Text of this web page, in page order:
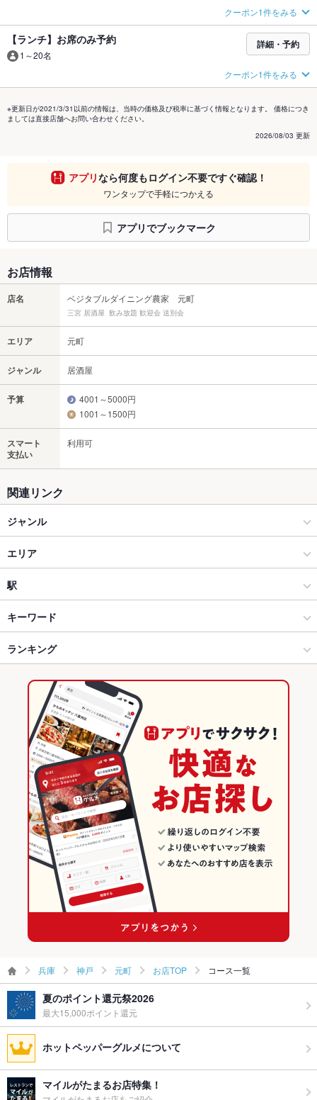
クーポン1件をみる
【ランチ】お席のみ予約
1～20名
詳細・予約
クーポン1件をみる
※更新日が2021/3/31以前の情報は、当時の価格及び税率に基づく情報となります。 価格につき
ましては直接店舗へお問い合わせください。
2026/08/03 更新
アプリなら何度もログイン不要ですぐ確認！
ワンタップで手軽につかえる
アプリでブックマーク
お店情報
店名 ベジタブルダイニング農家 元町
三宮 居酒屋 飲み放題 歓迎会 送別会
エリア 元町
ジャンル 居酒屋
予算
4001～5000円
1001～1500円
スマート
支払い
利用可
関連リンク
ジャンル
居酒屋
和風
神戸 × 居酒屋
神戸 × 和風
元町駅 × 居酒屋
元町駅 × 和風
和食全般
神戸 × 和食
神戸 × 和食全般
元町駅 × 和食
元町駅 × 和食全般
エリア
元町
元町 × 居酒屋
元町 × 和風
元町 × 和食
元町 × 和食全般
兵庫 × 居酒屋
兵庫 × 和風
兵庫 × 和食
兵庫 × 和食全般
駅
三ノ宮駅
西元町駅
元町駅
キーワード
肉じゃが
ランキング
兵庫のグルメランキング
兵庫の居酒屋ランキング
神戸のグルメランキング
神戸の居酒屋ランキング
元町のグルメランキング
元町の居酒屋ランキング
兵庫 神戸 元町 お店TOP コース一覧
夏のポイント還元祭2026
最大15,000ポイント還元
ホットペッパーグルメについて
マイルがたまるお店特集！